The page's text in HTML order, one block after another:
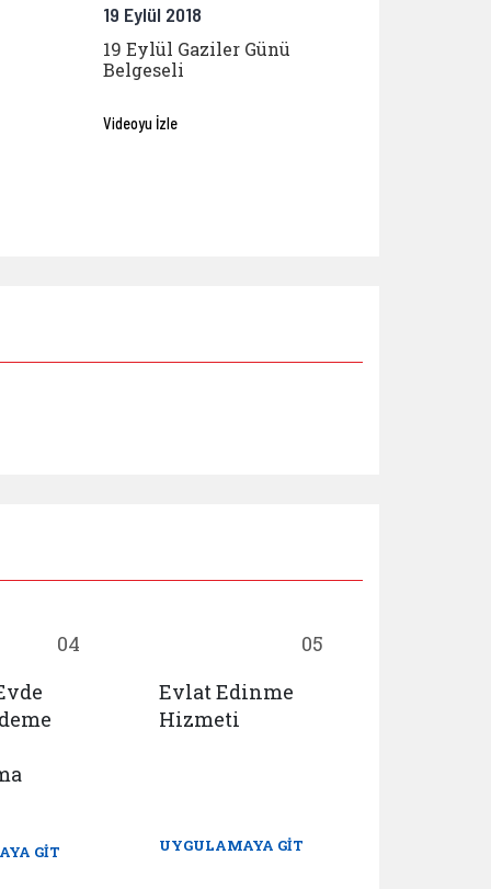
19 Eylül 2018
19 Eylül Gaziler Günü
Belgeseli
Videoyu İzle
04
GİT
05
Evlat Edinme
Hizmeti
UYGULAMAYA GİT